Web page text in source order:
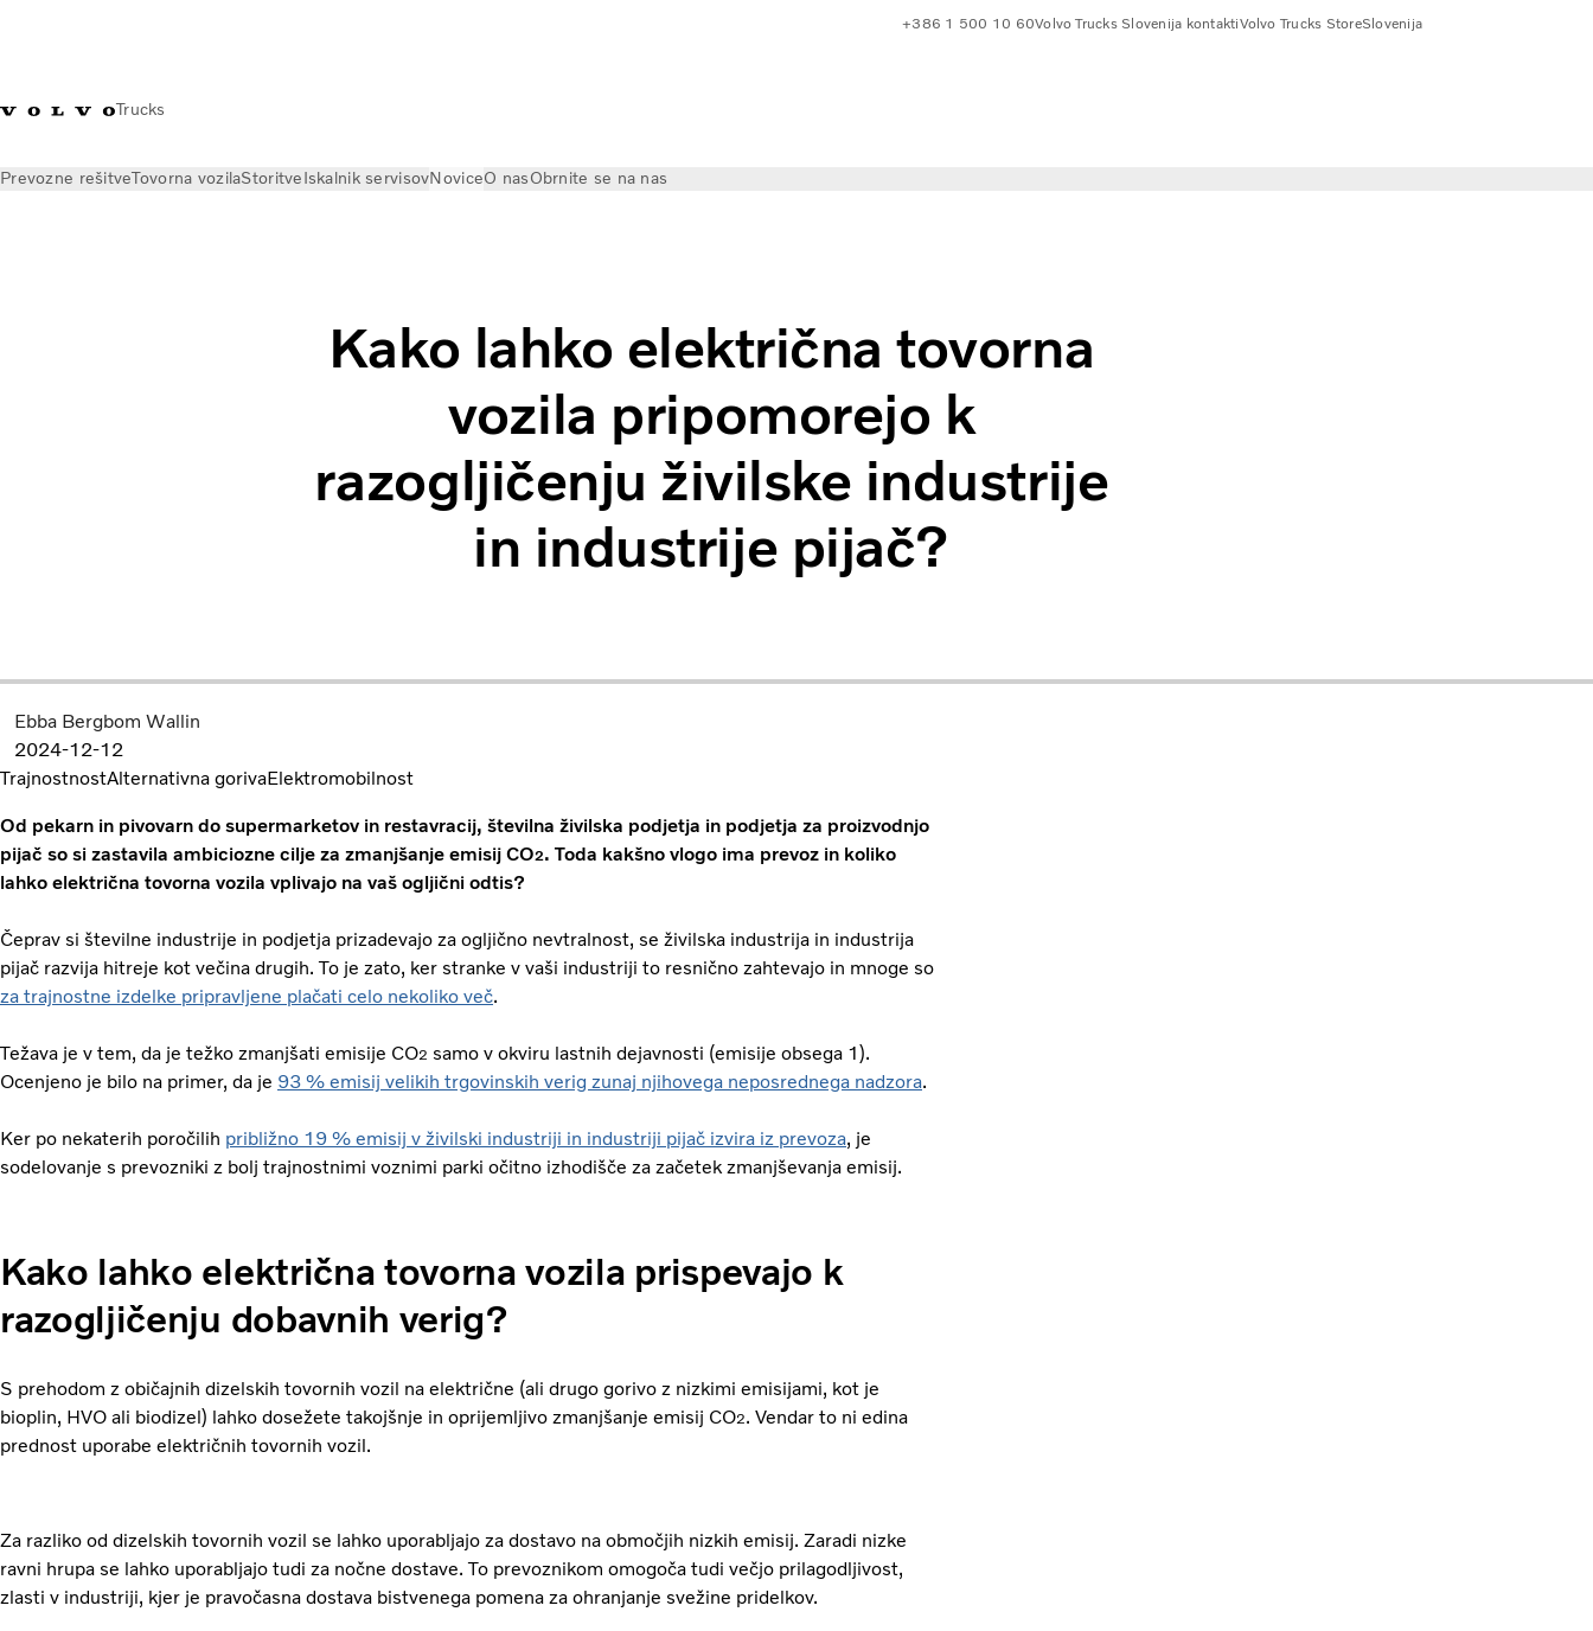
Trucks
+386 1 500 10 60Volvo Trucks Slovenija kontaktiVolvo Trucks StoreSlovenija
Prevozne rešitveTovorna vozilaStoritveIskalnik servisovNoviceO nasObrnite se na nas
Kako lahko električna tovorna
vozila pripomorejo k
razogljičenju živilske industrije
in industrije pijač?
Ebba Bergbom Wallin
2024-12-12
TrajnostnostAlternativna gorivaElektromobilnost
Od pekarn in pivovarn do supermarketov in restavracij, številna živilska podjetja in podjetja za proizvodnjo
pijač so si zastavila ambiciozne cilje za zmanjšanje emisij CO2. Toda kakšno vlogo ima prevoz in koliko
lahko električna tovorna vozila vplivajo na vaš ogljični odtis?
Čeprav si številne industrije in podjetja prizadevajo za ogljično nevtralnost, se živilska industrija in industrija
pijač razvija hitreje kot večina drugih. To je zato, ker stranke v vaši industriji to resnično zahtevajo in mnoge so
za trajnostne izdelke pripravljene plačati celo nekoliko več.
Težava je v tem, da je težko zmanjšati emisije CO2 samo v okviru lastnih dejavnosti (emisije obsega 1).
Ocenjeno je bilo na primer, da je 93 % emisij velikih trgovinskih verig zunaj njihovega neposrednega nadzora.
Ker po nekaterih poročilih približno 19 % emisij v živilski industriji in industriji pijač izvira iz prevoza, je
sodelovanje s prevozniki z bolj trajnostnimi voznimi parki očitno izhodišče za začetek zmanjševanja emisij.
Kako lahko električna tovorna vozila prispevajo k
razogljičenju dobavnih verig?
S prehodom z običajnih dizelskih tovornih vozil na električne (ali drugo gorivo z nizkimi emisijami, kot je
bioplin, HVO ali biodizel) lahko dosežete takojšnje in oprijemljivo zmanjšanje emisij CO2. Vendar to ni edina
prednost uporabe električnih tovornih vozil.
Za razliko od dizelskih tovornih vozil se lahko uporabljajo za dostavo na območjih nizkih emisij. Zaradi nizke
ravni hrupa se lahko uporabljajo tudi za nočne dostave. To prevoznikom omogoča tudi večjo prilagodljivost,
zlasti v industriji, kjer je pravočasna dostava bistvenega pomena za ohranjanje svežine pridelkov.